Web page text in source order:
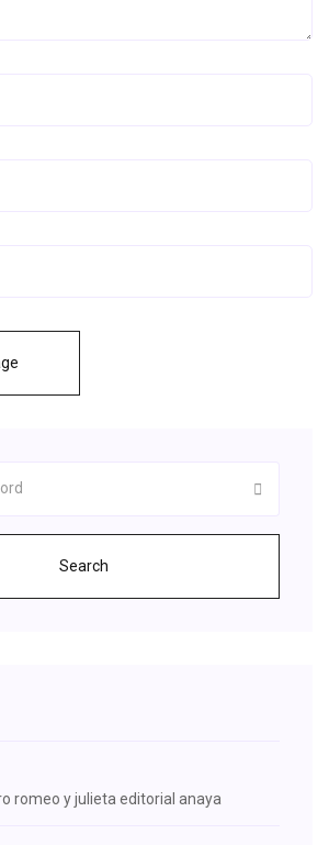
Search
romeo y julieta editorial anaya